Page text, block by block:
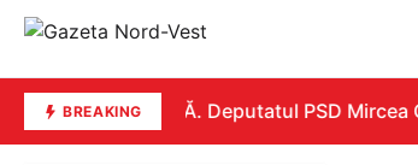
BREAKING
REPLICĂ. Deputatul PSD Mircea